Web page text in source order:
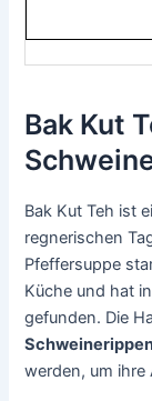
Bak Kut
Bak Kut Teh ist
regnerischen
Pfeffersuppe
Küche und hat
gefunden. Die
werden, um ihre